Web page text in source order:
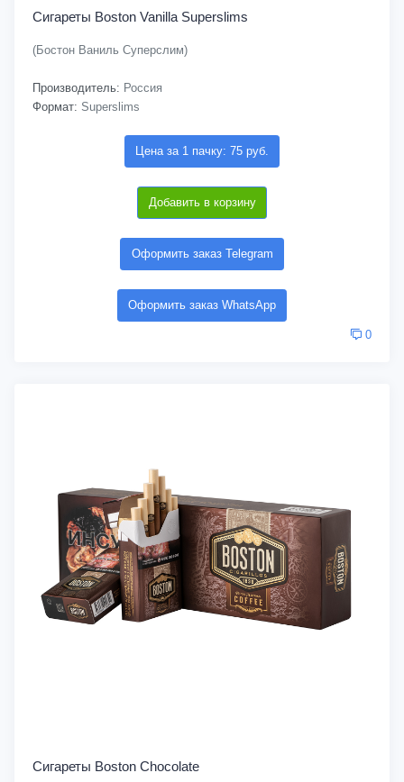
Сигареты Boston Vanilla Superslims
(Бостон Ваниль Суперслим)
Производитель: Россия
Формат: Superslims
Цена за 1 пачку: 75 руб.
Добавить в корзину
Оформить заказ Telegram
Оформить заказ WhatsApp
0
Сигареты Boston Chocolate